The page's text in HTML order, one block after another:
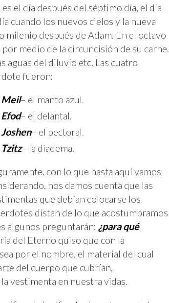
el día después del séptimo día, el día
cuando los nuevos cielos y la nueva
después de Adam. En el octavo
medio de la circuncisión de su carne.
aguas del diluvio etc. Las cuatro
fueron:
Meil– el manto azul.
Efod– el delantal.
Joshen– el pectoral.
Tzitz– la diadema.
con lo que hasta aquí vamos
nos damos cuenta que las
que debían colocarse los
distan de lo que acostumbramos
algunos preguntarán: ¿para qué
del Eterno quiso que con la
por el nombre, el material del cual
del cuerpo que cubrían,
vestimenta en nuestra vidas.